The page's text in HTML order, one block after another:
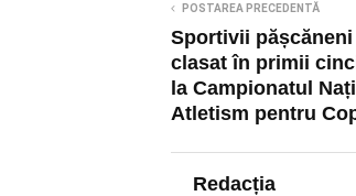
POSTAREA PRECEDENTĂ
Sportivii pășcăneni
clasat în primii
la Campionatul
Atletism pentru
Redacția